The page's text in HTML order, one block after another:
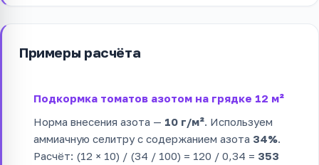
Примеры расчёта
Подкормка томатов азотом на грядке 12 м²
Норма внесения азота — 10 г/м². Используем
аммиачную селитру с содержанием азота 34%.
Расчёт: (12 × 10) / (34 / 100) = 120 / 0,34 = 353